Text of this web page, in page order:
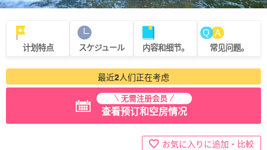
计划特点 スケジュール 内容和细节。 常见问题。
最近2人们正在考虑
无需注册会员
查看预订和空房情况
お気に入りに追加・比較